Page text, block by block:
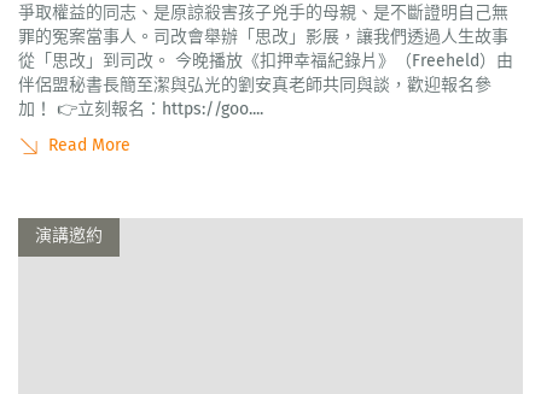
爭取權益的同志、是原諒殺害孩子兇手的母親、是不斷證明自己無
罪的冤案當事人。司改會舉辦「思改」影展，讓我們透過人生故事
從「思改」到司改。 今晚播放《扣押幸福紀錄片》（Freeheld）由
伴侶盟秘書長簡至潔與弘光的劉安真老師共同與談，歡迎報名參
加！ 👉立刻報名：https://goo....
Read More
演講邀約